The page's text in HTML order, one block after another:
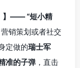
】—— “短小精
销策划或者社交
定做的瑞士军
准的子弹，直击